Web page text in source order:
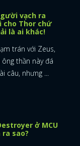
x
vạch ra
Thor chứ
là ai khác!
trán với Zeus,
thần này đá
câu, nhưng ...
ở MCU
sao?